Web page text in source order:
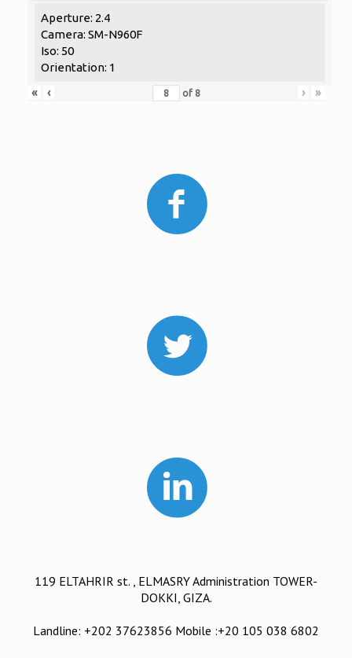
Aperture: 2.4
Camera: SM-N960F
Iso: 50
Orientation: 1
«
‹ of 8 › »
119 ELTAHRIR st. , ELMASRY Administration TOWER-
DOKKI, GIZA.
Landline: +202 37623856 Mobile :+20 105 038 6802